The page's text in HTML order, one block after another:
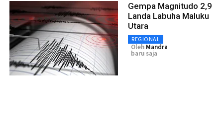
Gempa Magnitudo 2,9
Landa Labuha Maluku
Utara
REGIONAL
Oleh Mandra
baru saja